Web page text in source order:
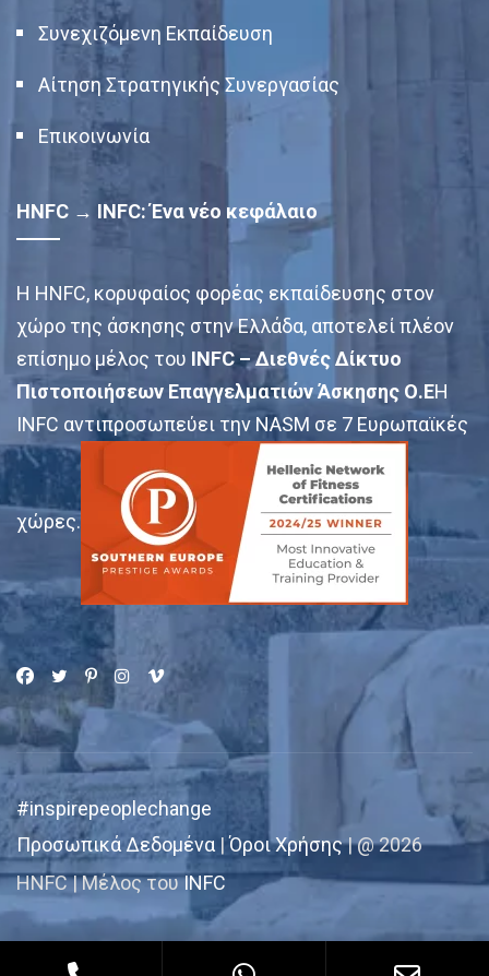
Συνεχιζόμενη Εκπαίδευση
Αίτηση Στρατηγικής Συνεργασίας
Επικοινωνία
HNFC → INFC: Ένα νέο κεφάλαιο
Η HNFC, κορυφαίος φορέας εκπαίδευσης στον
χώρο της άσκησης στην Ελλάδα, αποτελεί πλέον
επίσημο μέλος του INFC – Διεθνές Δίκτυο
Πιστοποιήσεων Επαγγελματιών Άσκησης Ο.ΕΗ
INFC αντιπροσωπεύει την NASM σε 7 Ευρωπαϊκές
χώρες.
Προσωπικά Δεδομένα |Όροι Χρήσης| @ 2026
HNFC | Μέλος τουINFC
#inspirepeoplechange